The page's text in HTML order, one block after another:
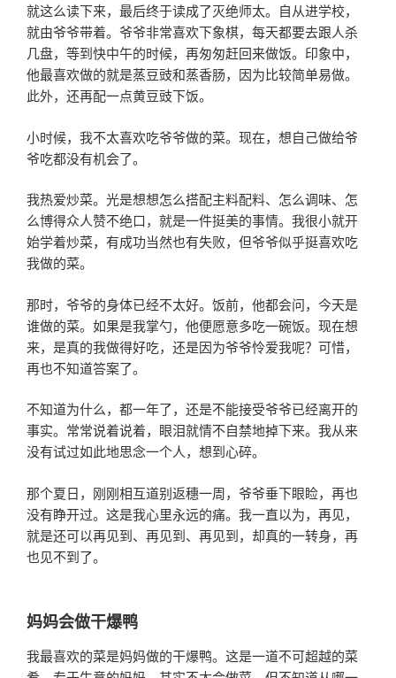
就这么读下来，最后终于读成了灭绝师太。自从进学校，
就由爷爷带着。爷爷非常喜欢下象棋，每天都要去跟人杀
几盘，等到快中午的时候，再匆匆赶回来做饭。印象中，
他最喜欢做的就是蒸豆豉和蒸香肠，因为比较简单易做。
此外，还再配一点黄豆豉下饭。
小时候，我不太喜欢吃爷爷做的菜。现在，想自己做给爷
爷吃都没有机会了。
我热爱炒菜。光是想想怎么搭配主料配料、怎么调味、怎
么博得众人赞不绝口，就是一件挺美的事情。我很小就开
始学着炒菜，有成功当然也有失败，但爷爷似乎挺喜欢吃
我做的菜。
那时，爷爷的身体已经不太好。饭前，他都会问，今天是
谁做的菜。如果是我掌勺，他便愿意多吃一碗饭。现在想
来，是真的我做得好吃，还是因为爷爷怜爱我呢？可惜，
再也不知道答案了。
不知道为什么，都一年了，还是不能接受爷爷已经离开的
事实。常常说着说着，眼泪就情不自禁地掉下来。我从来
没有试过如此地思念一个人，想到心碎。
那个夏日，刚刚相互道别返穗一周，爷爷垂下眼睑，再也
没有睁开过。这是我心里永远的痛。我一直以为，再见，
就是还可以再见到、再见到、再见到，却真的一转身，再
也见不到了。
妈妈会做干爆鸭
我最喜欢的菜是妈妈做的干爆鸭。这是一道不可超越的菜